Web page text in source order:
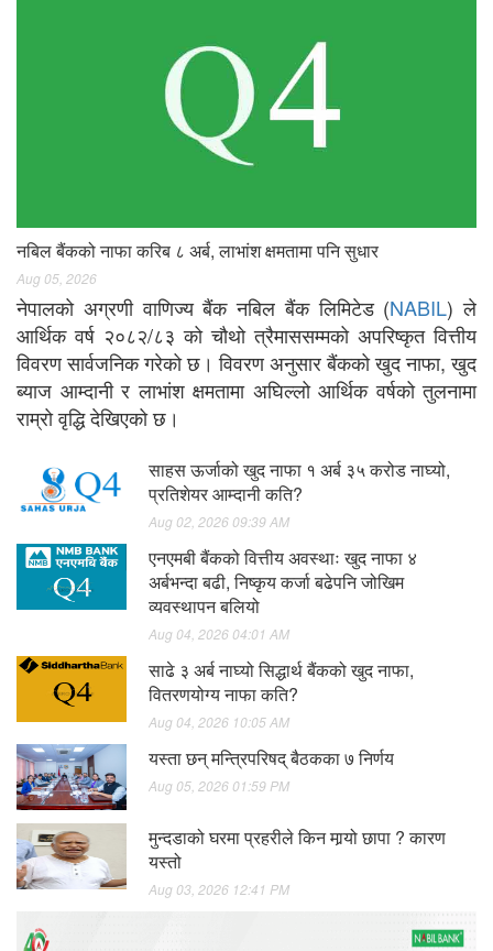
नबिल बैंकको नाफा करिब ८ अर्ब, लाभांश क्षमतामा पनि सुधार
Aug 05, 2026
नेपालको अग्रणी वाणिज्य बैंक नबिल बैंक लिमिटेड (NABIL) ले
आर्थिक वर्ष २०८२/८३ को चौथो त्रैमाससम्मको अपरिष्कृत वित्तीय
विवरण सार्वजनिक गरेको छ। विवरण अनुसार बैंकको खुद नाफा, खुद
ब्याज आम्दानी र लाभांश क्षमतामा अघिल्लो आर्थिक वर्षको तुलनामा
राम्रो वृद्धि देखिएको छ।
साहस ऊर्जाको खुद नाफा १ अर्ब ३५ करोड नाघ्यो,
प्रतिशेयर आम्दानी कति?
Aug 02, 2026 09:39 AM
एनएमबी बैंकको वित्तीय अवस्थाः खुद नाफा ४
अर्बभन्दा बढी, निष्कृय कर्जा बढेपनि जोखिम
व्यवस्थापन बलियो
Aug 04, 2026 04:01 AM
साढे ३ अर्ब नाघ्यो सिद्धार्थ बैंकको खुद नाफा,
वितरणयोग्य नाफा कति?
Aug 04, 2026 10:05 AM
यस्ता छन् मन्त्रिपरिषद् बैठकका ७ निर्णय
Aug 05, 2026 01:59 PM
मुन्दडाको घरमा प्रहरीले किन मार्‍यो छापा ? कारण
यस्तो
Aug 03, 2026 12:41 PM